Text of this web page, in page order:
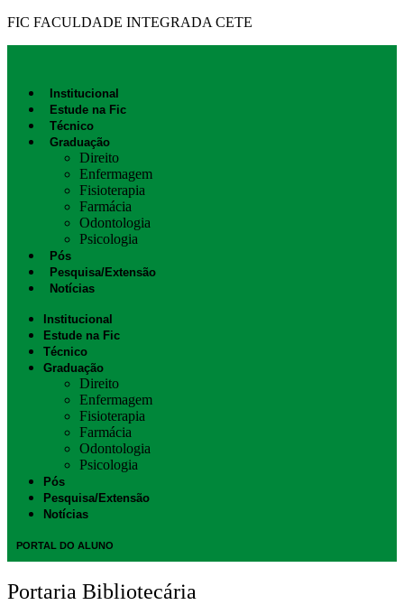
FIC FACULDADE INTEGRADA CETE
Institucional
Estude na Fic
Técnico
Graduação
Direito
Enfermagem
Fisioterapia
Farmácia
Odontologia
Psicologia
Pós
Pesquisa/Extensão
Notícias
Institucional
Estude na Fic
Técnico
Graduação
Direito
Enfermagem
Fisioterapia
Farmácia
Odontologia
Psicologia
Pós
Pesquisa/Extensão
Notícias
PORTAL DO ALUNO
Portaria Bibliotecária